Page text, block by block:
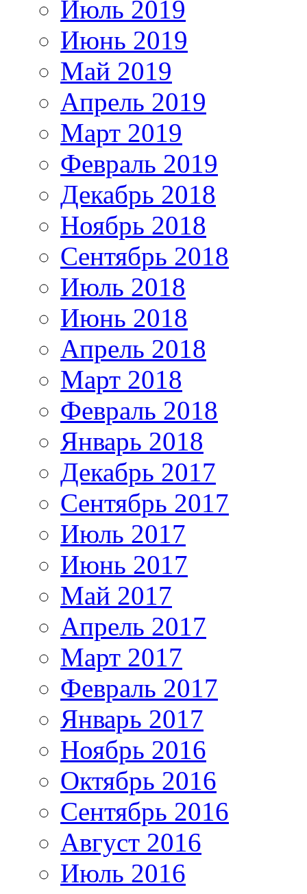
Июль 2019
Июнь 2019
Май 2019
Апрель 2019
Март 2019
Февраль 2019
Декабрь 2018
Ноябрь 2018
Сентябрь 2018
Июль 2018
Июнь 2018
Апрель 2018
Март 2018
Февраль 2018
Январь 2018
Декабрь 2017
Сентябрь 2017
Июль 2017
Июнь 2017
Май 2017
Апрель 2017
Март 2017
Февраль 2017
Январь 2017
Ноябрь 2016
Октябрь 2016
Сентябрь 2016
Август 2016
Июль 2016